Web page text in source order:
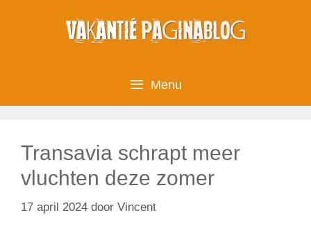
Menu
Transavia schrapt meer
vluchten deze zomer
17 april 2024 door Vincent